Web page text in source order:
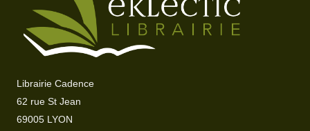
Librairie Cadence
62 rue St Jean
69005 LYON